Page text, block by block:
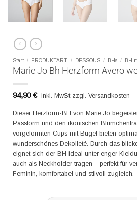
Start / PRODUKTART / DESSOUS / BHs / BH
Marie Jo Bh Herzform Avero
94,90€ inkl. MwSt zzgl. Versandkosten
Dieser Herzform-BH von Marie Jo
Passform und den ikonischen
vorgeformten Cups mit Bügel bieten
wunderschönes Dekolleté. Durch das
eignet sich der BH ideal unter enger
auch als Neckholder tragen – perfekt für
Feminin, komfortabel und stilvoll zugleich.